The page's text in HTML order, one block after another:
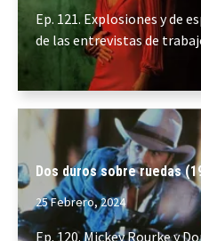
Ep. 121. Explosiones y de
de las entrevistas de
Dos duros sobre ruedas
25 Febrero, 2024
Ep. 120. Mickey Rourke y